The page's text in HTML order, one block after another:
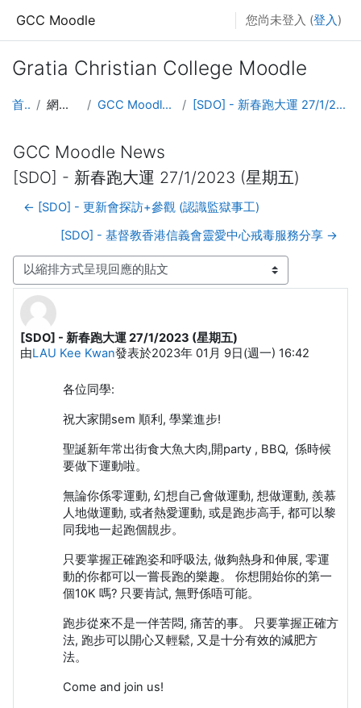
GCC Moodle 您尚未登入 (登入 )
Gratia Christian College Moodle
首頁 網站頁面 GCC Moodle News [SDO] - 新春跑大運 27/1/2023 (星期五)
GCC Moodle News
[SDO] - 新春跑大運 27/1/2023 (星期五)
← [SDO] - 更新會探訪+參觀 (認識監獄事工)
[SDO] - 基督教香港信義會靈愛中心戒毒服務分享 →
顯示模式
[SDO] - 新春跑大運 27/1/2023 (星期五)
由LAU Kee Kwan發表於2023年 01月 9日(週一) 16:42
Number of replies: 0
各位同學:
祝大家開sem 順利, 學業進步!
聖誕新年常出街食大魚大肉,開party , BBQ, 係時候
要做下運動啦。
無論你係零運動, 幻想自己會做運動, 想做運動, 羨慕
人地做運動, 或者熱愛運動, 或是跑步高手, 都可以黎
同我地一起跑個靚步。
只要掌握正確跑姿和呼吸法, 做夠熱身和伸展, 零運
動的你都可以一嘗長跑的樂趣。 你想開始你的第一
個10K 嗎? 只要肯試, 無野係唔可能。
跑步從來不是一伴苦悶, 痛苦的事。 只要掌握正確方
法, 跑步可以開心又輕鬆, 又是十分有效的減肥方
法。
Come and join us!